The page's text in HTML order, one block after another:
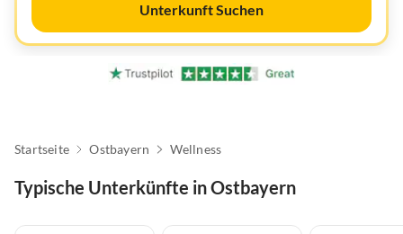
Unterkunft Suchen
Startseite Ostbayern Wellness
Typische Unterkünfte in Ostbayern